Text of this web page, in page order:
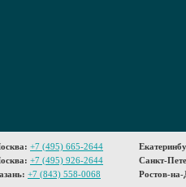
+7 (495) 665-2644
+7 (495) 926-2644
+7 (843) 558-0068
Санкт-
Ростов-